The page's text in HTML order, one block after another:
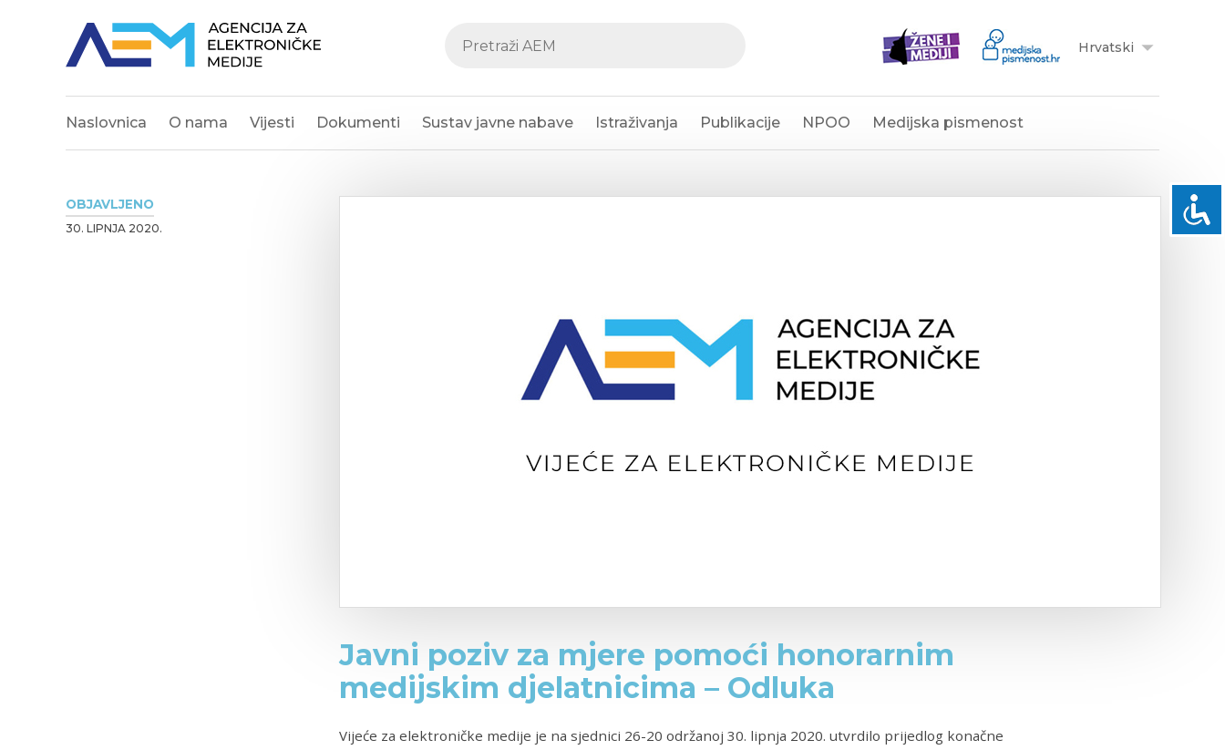
Hrvatski
Naslovnica O nama Vijesti Dokumenti Sustav javne nabave Istraživanja Publikacije NPOO Medijska pismenost
OBJAVLJENO
30. LIPNJA 2020.
Javni poziv za mjere pomoći honorarnim
medijskim djelatnicima – Odluka
Vijeće za elektroničke medije je na sjednici 26-20 održanoj 30. lipnja 2020. utvrdilo prijedlog konačne